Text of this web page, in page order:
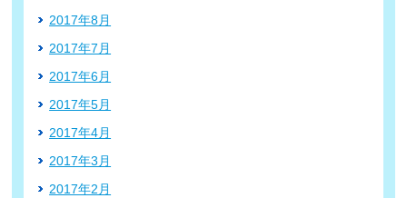
2017年8月
2017年7月
2017年6月
2017年5月
2017年4月
2017年3月
2017年2月